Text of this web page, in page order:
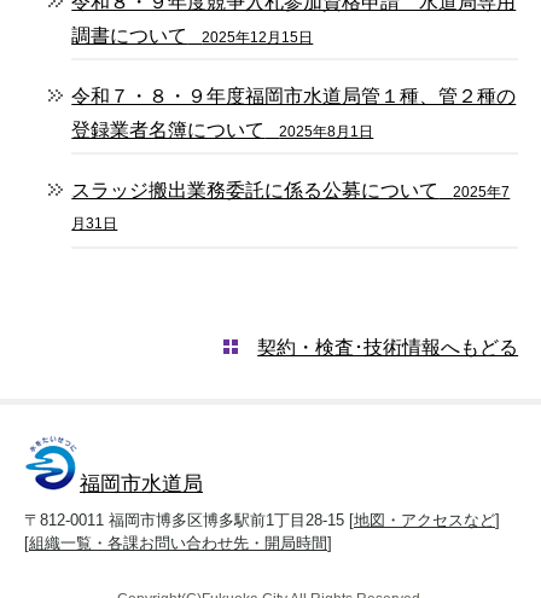
調書について
2025年12月15日
令和７・８・９年度福岡市水道局管１種、管２種の
登録業者名簿について
2025年8月1日
スラッジ搬出業務委託に係る公募について 2025年7
月31日
契約・検査･技術情報へもどる
福岡市水道局
〒812-0011 福岡市博多区博多駅前1丁目28-15 [地図・アクセスなど]
[組織一覧・各課お問い合わせ先・開局時間]